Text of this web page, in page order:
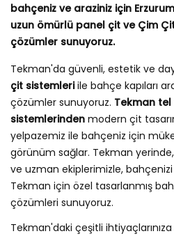
bahçeniz ve araziniz için
uzun ömürlü panel çit ve Çim
çözümler sunuyoruz.
Tekman'da güvenli, estetik ve
çit sistemleriile bahçe kapıları
çözümler sunuyoruz. Tekman
sistemlerinden modern çit
yelpazemiz ile bahçeniz için
görünüm sağlar. Tekman
ve uzman ekiplerimizle,
Tekman için özel tasarlanmış
çözümleri sunuyoruz.
Tekman'daki çeşitli